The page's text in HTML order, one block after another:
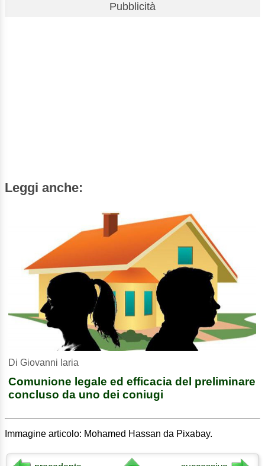
Pubblicità
Leggi anche:
Di Giovanni Iaria
Comunione legale ed efficacia del preliminare
concluso da uno dei coniugi
Immagine articolo: Mohamed Hassan da Pixabay.